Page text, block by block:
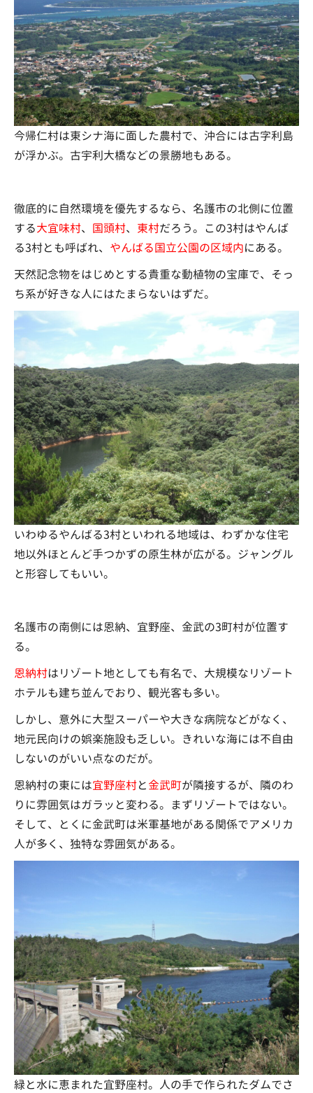
今帰仁村は東シナ海に面した農村で、沖合には古字利島
が浮かぶ。古宇利大橋などの景勝地もある。
徹底的に自然環境を優先するなら、名護市の北側に位置
する大宜味村、 国頭村、 東村だろう。この3村はやんば
る3村とも呼ばれ、 やんばる国立公園の区域内にある。
天然記念物をはじめとする貴重な動植物の宝庫で、そっ
ち系が好きな人にはたまらないはずだ。
いわゆるやんばる3村といわれる地域は、わずかな住宅
地以外ほとんど手つかずの原生林が広がる。ジャングル
と形容してもいい。
名護市の南側には恩納、宜野座、金武の3町村が位置す
る。
恩納村はリゾート地としても有名で、大規模なリゾート
ホテルも建ち並んでおり、観光客も多い。
しかし、意外に大型スーパーや大きな病院などがなく、
地元民向けの娯楽施設も乏しい。きれいな海には不自由
しないのがいい点なのだが。
恩納村の東には宜野座村と金武町が隣接するが、隣のわ
りに雰囲気はガラッと変わる。まずリゾートではない。
そして、とくに金武町は米軍基地がある関係でアメリカ
人が多く、独特な雰囲気がある。
緑と水に恵まれた宜野座村。人の手で作られたダムでさ